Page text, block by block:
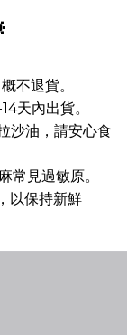
不退貨。
天內出貨。
沙油，請安心食
常見過敏原。
以保持新鮮